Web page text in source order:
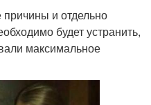
и отдельно
будет устранить,
максимальное